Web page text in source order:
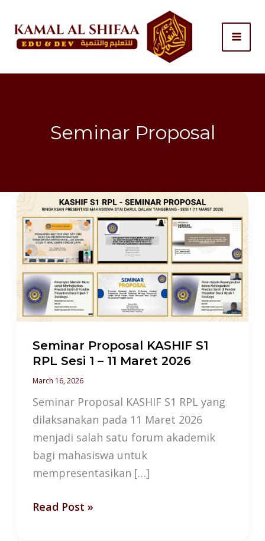
content
Seminar Proposal
Seminar Proposal KASHIF S1
RPL Sesi 1 – 11 Maret 2026
March 16, 2026
Seminar Proposal KASHIF S1 RPL yang
dilaksanakan pada 11 Maret 2026
menjadi salah satu forum akademik
bagi mahasiswa untuk
mempresentasikan […]
Seminar
Proposal
KASHIF
S1
RPL
Sesi
1
–
11
Maret
2026
Read Post »